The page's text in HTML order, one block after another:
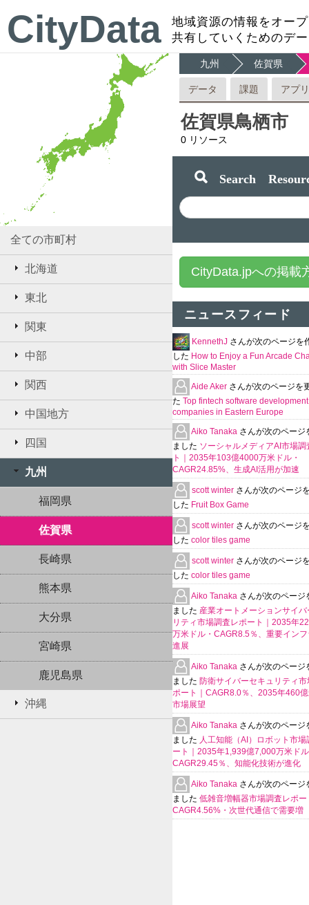
CityData
地域資源の情報をオー
共有していくためのデ
全ての市町村
北海道
東北
関東
中部
関西
中国地方
四国
九州
福岡県
佐賀県
長崎県
熊本県
大分県
宮崎県
鹿児島県
沖縄
九州 佐賀県
データ 課題 アプリ
佐賀県鳥栖市
0 リソース
Search
CityData.jpへの掲載
ニュースフィード
KennethJ さんが次のページを
した How to Enjoy a Fun Arcade
with Slice Master
Aide Aker さんが次のページを
た Top fintech software development
companies in Eastern Europe
Aiko Tanaka さんが次のページ
ました ソーシャルメディアAI市場調
ト｜2035年103億4000万米ドル・
CAGR24.85%、生成AI活用が加速
scott winter さんが次のページ
した Fruit Box Game
scott winter さんが次のページ
した color tiles game
scott winter さんが次のページ
した color tiles game
Aiko Tanaka さんが次のページ
ました 産業オートメーションサイ
リティ市場調査レポート｜2035年
万米ドル・CAGR8.5％、重要イン
進展
Aiko Tanaka さんが次のページ
ました 防衛サイバーセキュリティ
ポート｜CAGR8.0％、2035年460
市場展望
Aiko Tanaka さんが次のページ
ました 人工知能（AI）ロボット市場
ート｜2035年1,939億7,000万米ド
CAGR29.45％、知能化技術が進化
Aiko Tanaka さんが次のページ
ました 低雑音増幅器市場調査レポー
CAGR4.56%・次世代通信で需要増